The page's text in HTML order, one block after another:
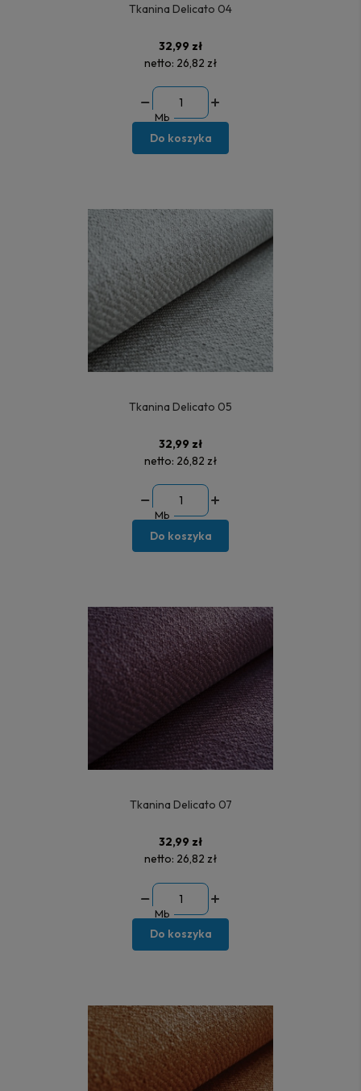
Tkanina Delicato 04
32,99 zł
netto: 26,82 zł
Mb
Do koszyka
Tkanina Delicato 05
32,99 zł
netto: 26,82 zł
Mb
Do koszyka
Tkanina Delicato 07
32,99 zł
netto: 26,82 zł
Mb
Do koszyka